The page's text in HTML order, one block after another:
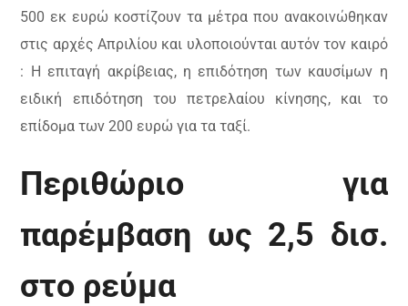
500 εκ ευρώ κοστίζουν τα μέτρα που ανακοινώθηκαν
στις αρχές Απριλίου και υλοποιούνται αυτόν τον καιρό
: Η επιταγή ακρίβειας, η επιδότηση των καυσίμων η
ειδική επιδότηση του πετρελαίου κίνησης, και το
επίδομα των 200 ευρώ για τα ταξί.
Περιθώριο για
παρέμβαση ως 2,5 δισ.
στο ρεύμα